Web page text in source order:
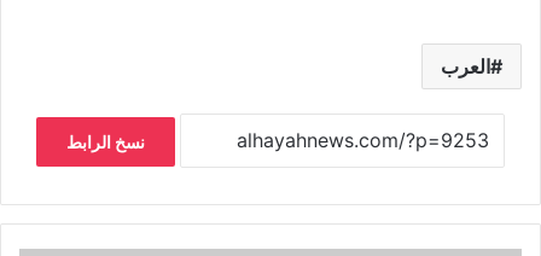
العرب
نسخ الرابط